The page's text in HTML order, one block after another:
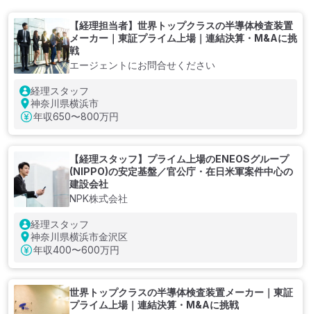
【経理担当者】世界トップクラスの半導体検査装置
メーカー｜東証プライム上場｜連結決算・M&Aに挑
戦
エージェントにお問合せください
経理スタッフ
神奈川県横浜市
年収650〜800万円
【経理スタッフ】プライム上場のENEOSグループ
(NIPPO)の安定基盤／官公庁・在日米軍案件中心の
建設会社
NPK株式会社
経理スタッフ
神奈川県横浜市金沢区
年収400〜600万円
世界トップクラスの半導体検査装置メーカー｜東証
プライム上場｜連結決算・M&Aに挑戦